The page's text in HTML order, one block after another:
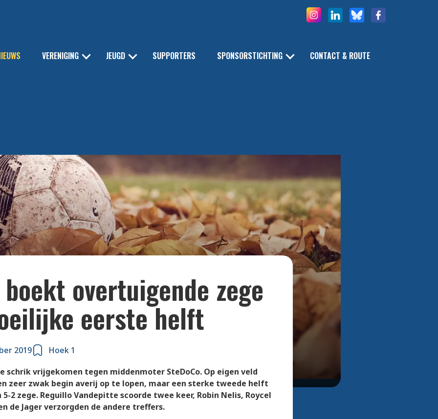
VERENIGING JEUGD SUPPORTERS SPONSORSTICHTING CONTACT & ROUTE
Bekijk alle foto's
overtuigende zege
eerste helft
2019
Hoek 1
schrik vrijgekomen tegen middenmoter SteDoCo. Op eigen veld
zeer zwak begin averij op te lopen, maar een sterke tweede helft
2 zege. Reguillo Vandepitte scoorde twee keer, Robin Nelis, Roycel
de Jager verzorgden de andere treffers.